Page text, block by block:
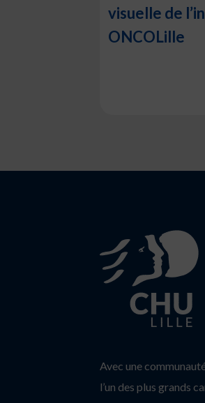
visuelle de
ONCOLille
Avec une
l’un des plus grands